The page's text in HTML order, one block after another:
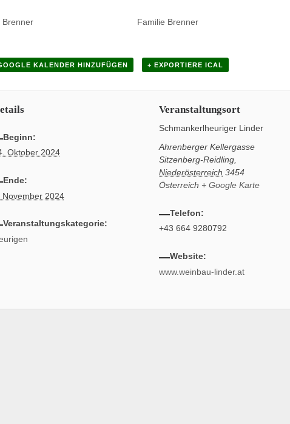
Brenner Familie Brenner
KALENDER HINZUFÜGEN + EXPORTIERE ICAL
Beginn:
Oktober 2024
Ende:
November 2024
Veranstaltungskategorie:
Veranstaltungsort
Schmankerlheuriger Linder
Ahrenberger Kellergasse
Sitzenberg-Reidling,
Niederösterreich 3454
Österreich + Google Karte
Telefon:
+43 664 9280792
Website:
www.weinbau-linder.at